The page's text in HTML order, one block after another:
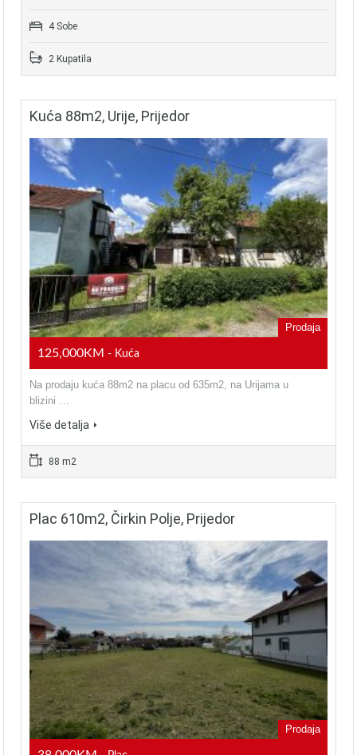
4 Sobe
2 Kupatila
Kuća 88m2, Urije, Prijedor
Prodaja
125,000KM - Kuća
Na prodaju kuća 88m2 na placu od 635m2, na Urijama u
blizini …
Više detalja
88 m2
Plac 610m2, Čirkin Polje, Prijedor
Prodaja